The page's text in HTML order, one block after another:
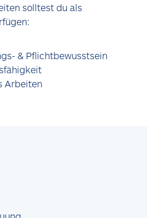
solltest du als
& Pflichtbewusstsein
Arbeiten